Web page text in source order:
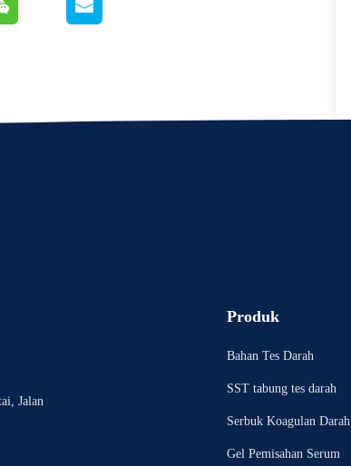
Jalan
Produk
Bahan Tes Darah
SST tabung tes darah
Serbuk Koagulan Darah
Gel Pemisahan Serum